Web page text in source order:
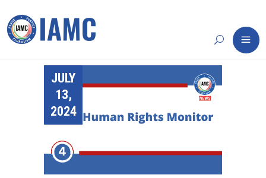
JULY
13,
2024